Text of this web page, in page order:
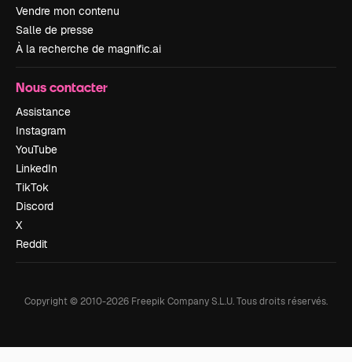
Vendre mon contenu
Salle de presse
À la recherche de magnific.ai
Nous contacter
Assistance
Instagram
YouTube
LinkedIn
TikTok
Discord
X
Reddit
Copyright © 2010-2026 Freepik Company S.L.U.Tous droits réservés.